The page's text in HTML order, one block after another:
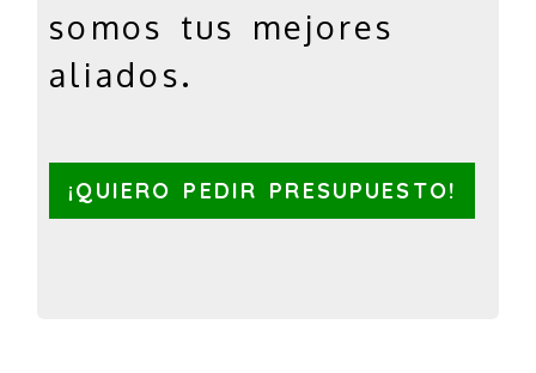
somos tus mejores
aliados.
¡QUIERO PEDIR PRESUPUESTO!